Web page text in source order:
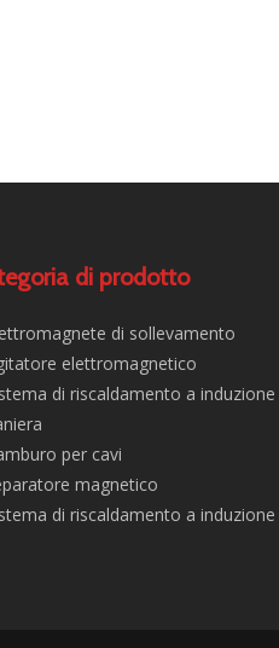
di prodotto
di sollevamento
elettromagnetico
di riscaldamento a induzione
per cavi
magnetico
di riscaldamento a induzione